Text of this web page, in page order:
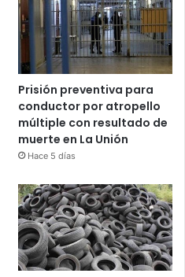
Prisión preventiva para
conductor por atropello
múltiple con resultado de
muerte en La Unión
Hace 5 días